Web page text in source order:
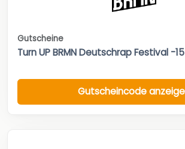
Gutscheine
Turn UP BRMN Deutschrap Festival -
Gutscheincode